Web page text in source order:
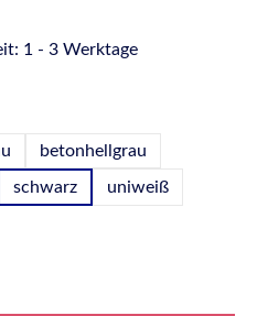
1 - 3 Werktage
betonhellgrau
schwarz uniweiß